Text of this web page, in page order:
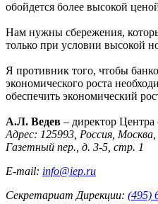
обойдется более высокой
Нам нужны сбережения,
только при условии высокой
Я противник того, чтобы
экономического роста
обеспечить экономический
А.Л. Ведев – директор
Адрес: 125993, Россия, Москва,
Газетный пер., д. 3-5, стр. 1
E-mail: info@iep.ru
Секретариат Дирекции: (495)